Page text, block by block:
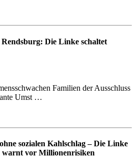
Die Linke schaltet
Familien der Ausschluss
Umst …
sozialen Kahlschlag – Die Linke
vor Millionenrisiken